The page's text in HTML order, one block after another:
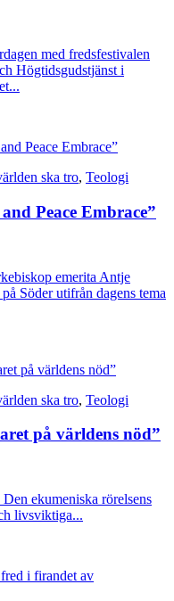
med fredsfestivalen
Högtidsgudstjänst i
ska tro, Teologi
Peace Embrace”
emerita Antje
Söder utifrån dagens tema
ska tro, Teologi
på världens nöd”
ekumeniska rörelsens
livsviktiga...